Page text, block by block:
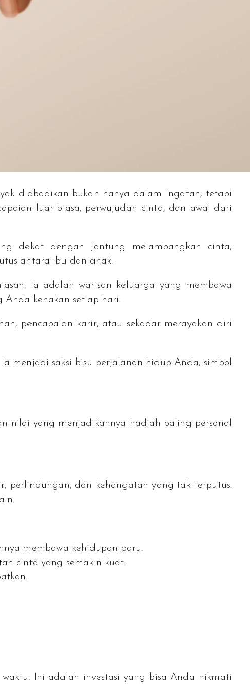
diabadikan bukan hanya dalam ingatan, tetapi
luar biasa, perwujudan cinta, dan awal dari
dekat dengan jantung melambangkan cinta,
antara ibu dan anak.
Ia adalah warisan keluarga yang membawa
Anda kenakan setiap hari.
pencapaian karir, atau sekadar merayakan diri
menjadi saksi bisu perjalanan hidup Anda, simbol
nilai yang menjadikannya hadiah paling personal
perlindungan, dan kehangatan yang tak terputus.
membawa kehidupan baru.
cinta yang semakin kuat.
Ini adalah investasi yang bisa Anda nikmati